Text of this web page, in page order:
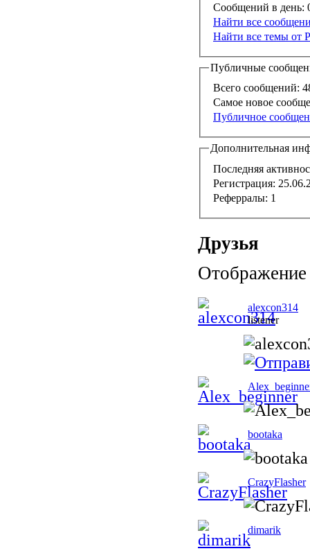
Сообщений в день:
Найти все
Найти все темы от
Публичные
Всего сообщений:
Самое новое
Публичное
Дополнительная
Последняя
Регистрация:
Реферралы: 1
Друзья
Отображение
alexcon314
listener
bootaka
CrazyFlasher
dimarik
.